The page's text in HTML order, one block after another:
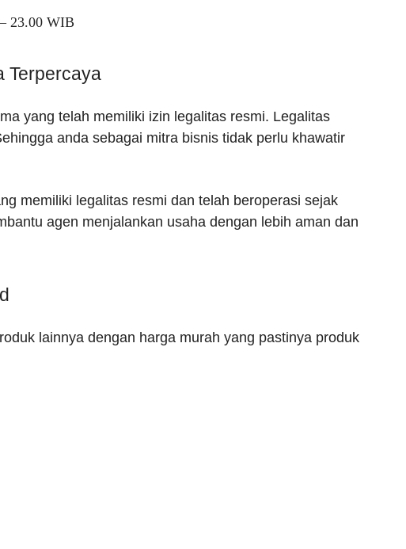
23.00 WIB
Terpercaya
yang telah memiliki izin legalitas resmi. Legalitas
anda sebagai mitra bisnis tidak perlu khawatir
memiliki legalitas resmi dan telah beroperasi sejak
agen menjalankan usaha dengan lebih aman dan
lainnya dengan harga murah yang pastinya produk